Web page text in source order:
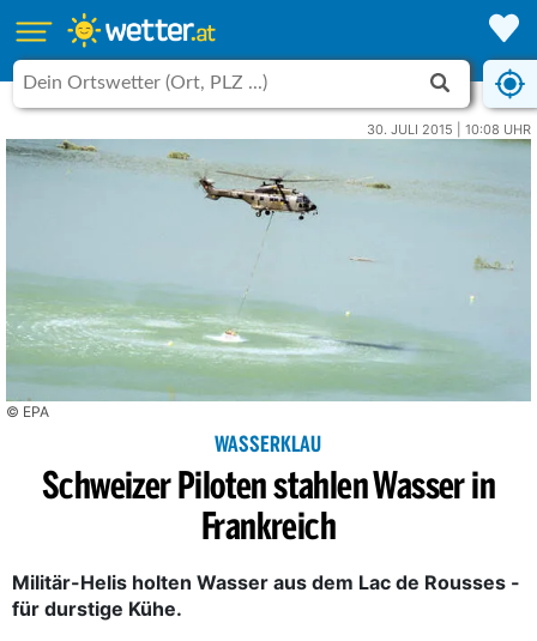
30. JULI 2015 | 10:08 UHR
© EPA
WASSERKLAU
Schweizer Piloten stahlen Wasser in
Frankreich
Militär-Helis holten Wasser aus dem Lac de Rousses -
für durstige Kühe.